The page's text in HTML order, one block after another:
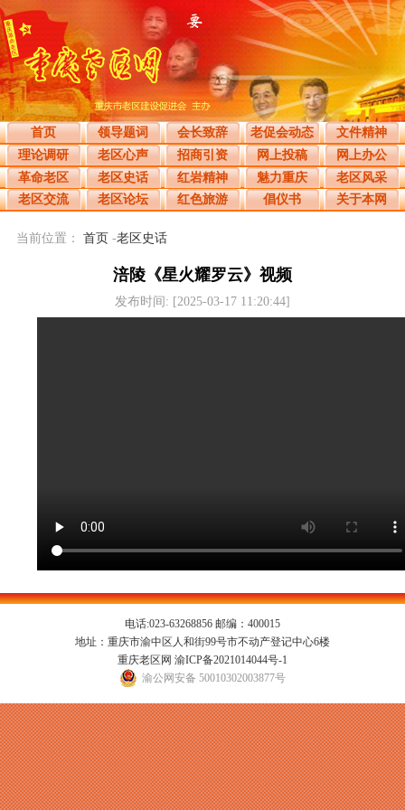
首页 领导题词 会长致辞 老促会动态
文件精神
理论调研
老区心声 招商引资 网上投稿
网上办公
革命老区
老区史话 红岩精神 魅力重庆
老区风采
老区交流
老区论坛 红色旅游 倡仪书 关于本网
当前位置： 首页 -老区史话
涪陵《星火耀罗云》视频
发布时间: [2025-03-17 11:20:44]
电话:023-63268856 邮编：400015
地址：重庆市渝中区人和街99号市不动产登记中心6楼
重庆老区网 渝ICP备2021014044号-1
渝公网安备 50010302003877号